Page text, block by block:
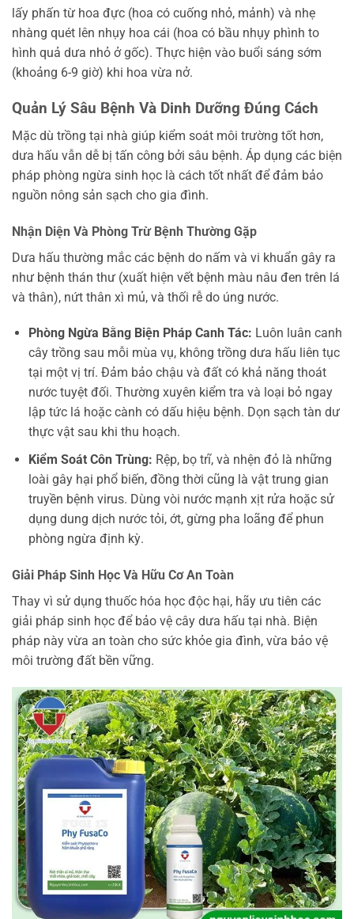
lấy phấn từ hoa đực (hoa có cuống nhỏ, mảnh) và nhẹ
nhàng quét lên nhụy hoa cái (hoa có bầu nhụy phình to
hình quả dưa nhỏ ở gốc). Thực hiện vào buổi sáng sớm
(khoảng 6-9 giờ) khi hoa vừa nở.
Quản Lý Sâu Bệnh Và Dinh Dưỡng Đúng Cách
Mặc dù trồng tại nhà giúp kiểm soát môi trường tốt hơn,
dưa hấu vẫn dễ bị tấn công bởi sâu bệnh. Áp dụng các biện
pháp phòng ngừa sinh học là cách tốt nhất để đảm bảo
nguồn nông sản sạch cho gia đình.
Nhận Diện Và Phòng Trừ Bệnh Thường Gặp
Dưa hấu thường mắc các bệnh do nấm và vi khuẩn gây ra
như bệnh thán thư (xuất hiện vết bệnh màu nâu đen trên lá
và thân), nứt thân xì mủ, và thối rễ do úng nước.
Phòng Ngừa Bằng Biện Pháp Canh Tác: Luôn luân canh
cây trồng sau mỗi mùa vụ, không trồng dưa hấu liên tục
tại một vị trí. Đảm bảo chậu và đất có khả năng thoát
nước tuyệt đối. Thường xuyên kiểm tra và loại bỏ ngay
lập tức lá hoặc cành có dấu hiệu bệnh. Dọn sạch tàn dư
thực vật sau khi thu hoạch.
Kiểm Soát Côn Trùng: Rệp, bọ trĩ, và nhện đỏ là những
loài gây hại phổ biến, đồng thời cũng là vật trung gian
truyền bệnh virus. Dùng vòi nước mạnh xịt rửa hoặc sử
dụng dung dịch nước tỏi, ớt, gừng pha loãng để phun
phòng ngừa định kỳ.
Giải Pháp Sinh Học Và Hữu Cơ An Toàn
Thay vì sử dụng thuốc hóa học độc hại, hãy ưu tiên các
giải pháp sinh học để bảo vệ cây dưa hấu tại nhà. Biện
pháp này vừa an toàn cho sức khỏe gia đình, vừa bảo vệ
môi trường đất bền vững.